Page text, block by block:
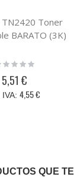
Toner
BARATO (3K)
5,51 €
4,55 €
QUE TE